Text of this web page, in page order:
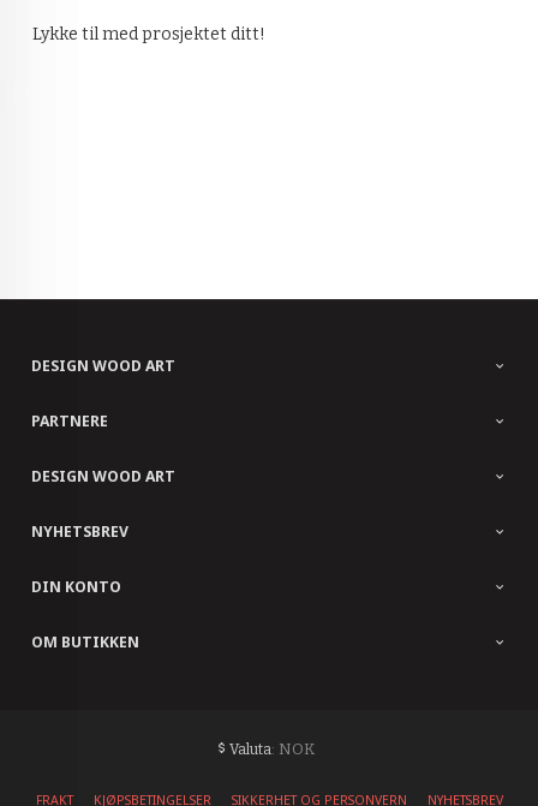
Lykke til med prosjektet ditt!
DESIGN WOOD ART
PARTNERE
DESIGN WOOD ART
NYHETSBREV
DIN KONTO
OM BUTIKKEN
Valuta: NOK
FRAKT KJØPSBETINGELSER SIKKERHET OG PERSONVERN NYHETSBREV